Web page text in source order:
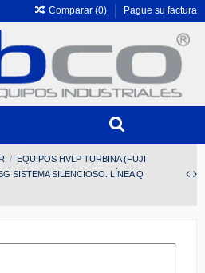
Comparar (0) Pague su factura
EQUIPOS HVLP TURBINA (FUJI
SISTEMA SILENCIOSO. LÍNEA Q